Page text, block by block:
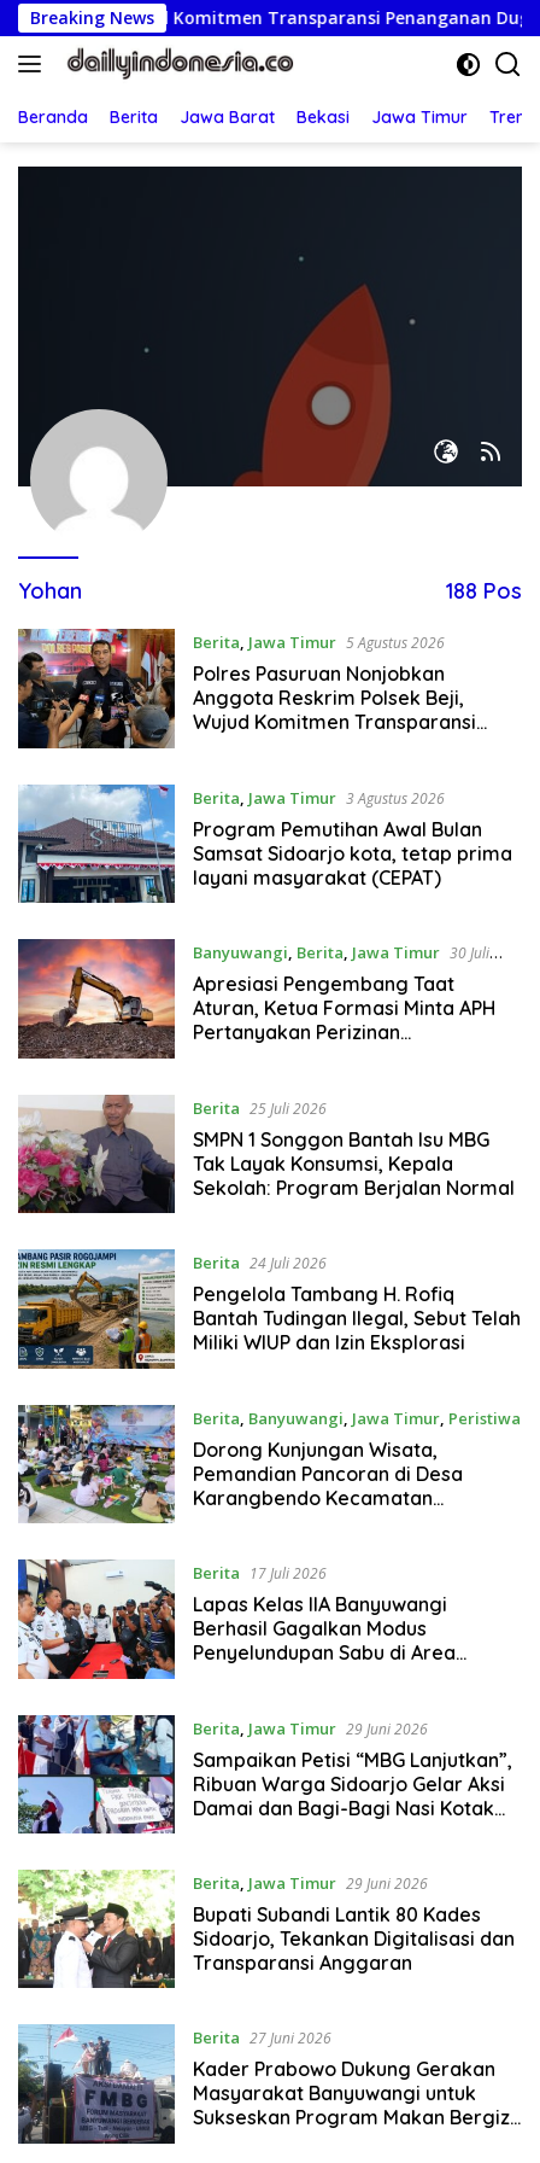
Langsung
ke
konten
Breaking News
Beji, Wujud Komitmen Transparansi Penanganan Dugaan
Beranda Berita Jawa Barat Bekasi Jawa Timur
Yohan 188 Pos
Berita, Jawa Timur 5 Agustus 2026
Polres Pasuruan Nonjobkan
Anggota Reskrim Polsek Beji,
Wujud Komitmen Transparansi
Berita, Jawa Timur 3 Agustus 2026
Program Pemutihan Awal Bulan
Samsat Sidoarjo kota, tetap prima
layani masyarakat (CEPAT)
Banyuwangi, Berita, Jawa Timur 30 Juli
2026
Apresiasi Pengembang Taat
Aturan, Ketua Formasi Minta APH
Pertanyakan Perizinan
Berita 25 Juli 2026
SMPN 1 Songgon Bantah Isu MBG
Tak Layak Konsumsi, Kepala
Sekolah: Program Berjalan Normal
Berita 24 Juli 2026
Pengelola Tambang H. Rofiq
Bantah Tudingan Ilegal, Sebut Telah
Miliki WIUP dan Izin Eksplorasi
Berita Banyuwangi Jawa Timur, Peristiwa
19 Juli 2026
Dorong Kunjungan Wisata,
Pemandian Pancoran di Desa
Karangbendo Kecamatan
Berita 17 Juli 2026
Lapas Kelas llA Banyuwangi
Berhasil Gagalkan Modus
Penyelundupan Sabu di Area
Berita Jawa Timur 29 Juni 2026
Sampaikan Petisi “MBG Lanjutkan”,
Ribuan Warga Sidoarjo Gelar Aksi
Damai dan Bagi-Bagi Nasi Kotak
Berita, Jawa Timur 29 Juni 2026
Bupati Subandi Lantik 80 Kades
Sidoarjo, Tekankan Digitalisasi dan
Transparansi Anggaran
Berita 27 Juni 2026
Kader Prabowo Dukung Gerakan
Masyarakat Banyuwangi untuk
Sukseskan Program Makan Bergizi